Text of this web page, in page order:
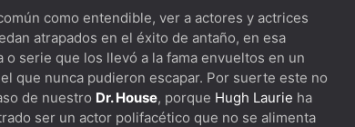
caminamos por los pasillos
Desconocida
como entendible, ver a actores y actrices
atrapados en el éxito de antaño, en esa
o serie que los llevó a la fama envueltos en un
que nunca pudieron escapar. Por suerte este no
de nuestro Dr. House, porque Hugh Laurie ha
ser un actor polifacético que no se alimenta